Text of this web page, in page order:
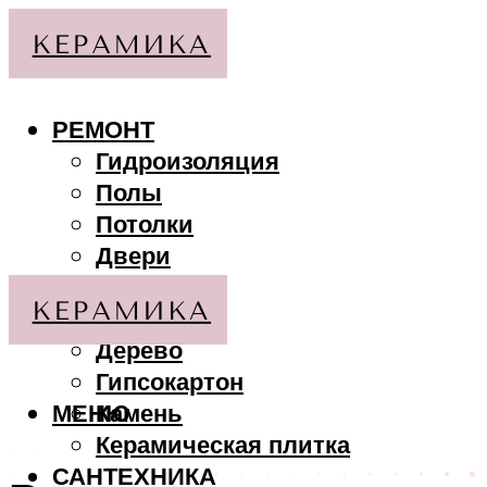
РЕМОНТ
Гидроизоляция
Полы
Потолки
Двери
МАТЕРИАЛЫ
Дерево
Гипсокартон
Камень
Керамическая плитка
САНТЕХНИКА
МЕНЮ